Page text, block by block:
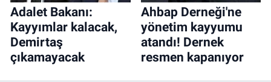
Adalet Bakanı:
Kayyımlar kalacak,
Demirtaş
çıkamayacak
Ahbap Derneği'ne
yönetim kayyumu
atandı! Dernek
resmen kapanıyor